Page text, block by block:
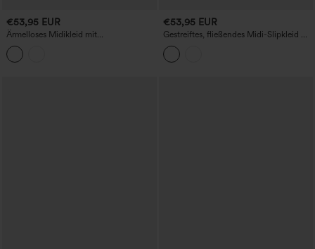
€53,95 EUR
Ärmelloses Midikleid mit
Kerbenausschnitt, ausgestelltem Rock
und Taschen
€53,95 EUR
Gestreiftes, fließendes Midi-Slipkleid mit
Corsage-Schnürung und Taschen